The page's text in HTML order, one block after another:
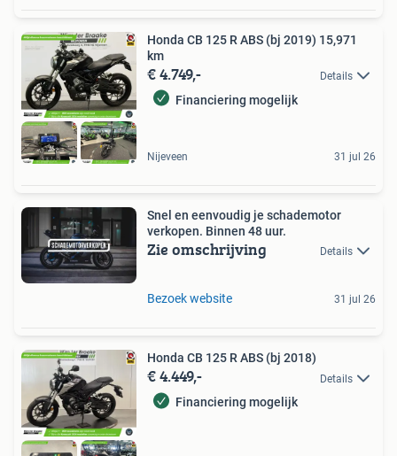
Honda CB 125 R ABS (bj 2019) 15,971
km
€ 4.749,- Details
Financiering mogelijk
Nijeveen 31 jul 26
Snel en eenvoudig je schademotor
verkopen. Binnen 48 uur.
Zie omschrijving Details
Bezoek website 31 jul 26
Honda CB 125 R ABS (bj 2018)
€ 4.449,- Details
Financiering mogelijk